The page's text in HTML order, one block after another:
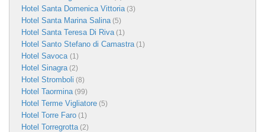
Hotel Santa Domenica Vittoria(3)
Hotel Santa Marina Salina(5)
Hotel Santa Teresa Di Riva(1)
Hotel Santo Stefano di Camastra(1)
Hotel Savoca (1)
Hotel Sinagra(2)
Hotel Stromboli (8)
Hotel Taormina(99)
Hotel Terme Vigliatore (5)
Hotel Torre Faro (1)
Hotel Torregrotta(2)